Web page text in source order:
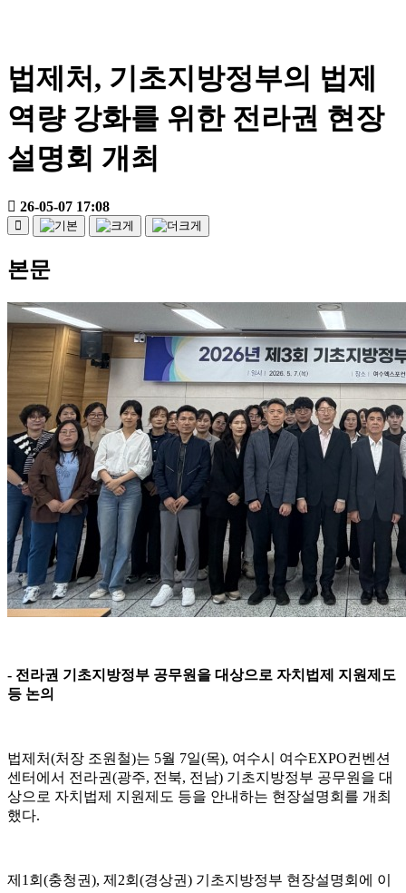
법제처, 기초지방정부의 법제
역량 강화를 위한 전라권 현장
설명회 개최
26-05-07 17:08
본문
- 전라권 기초지방정부 공무원을 대상으로 자치법제 지원제도
등 논의
법제처(처장 조원철)는 5월 7일(목), 여수시 여수EXPO컨벤션
센터에서 전라권(광주, 전북, 전남) 기초지방정부 공무원을 대
상으로 자치법제 지원제도 등을 안내하는 현장설명회를 개최
했다.
제 1 회 (충청권), 제 2회 (경상권) 기초지방정부 현장설명회에 이